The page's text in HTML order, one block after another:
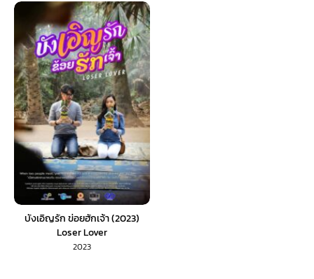
บังเอิญรัก ข่อยฮักเจ้า (2023)
Loser Lover
2023